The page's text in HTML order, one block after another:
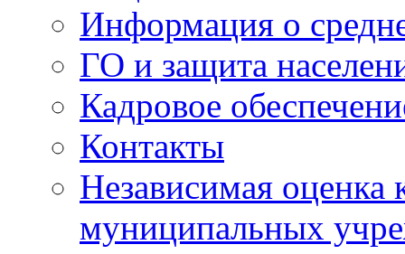
Информация о
ГО и защита
Кадровое
Контакты
Независимая оценка
муниципальных